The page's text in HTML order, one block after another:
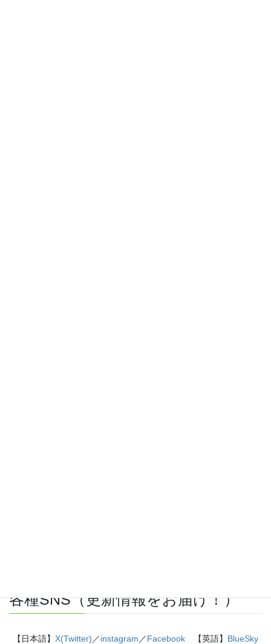
各種SNS（更新情報をお届け！）
【日本語】 X(Twitter) ／instagram ／Facebook 【英語】 BlueSky